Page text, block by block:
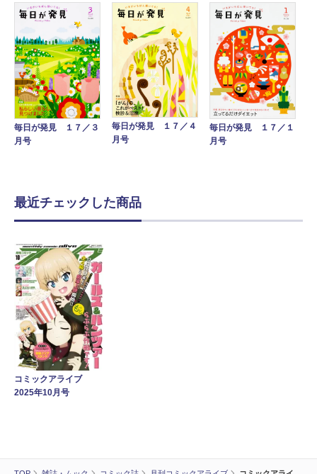
毎日が発見 １７／３
月号
毎日が発見 １７／４
月号
毎日が発見 １７／１
月号
最近チェックした商品
コミックアライブ
2025年10月号